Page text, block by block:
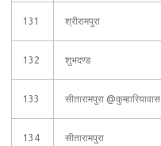
131 श्रीरामपुरा
132 शुभदण्ड
133 सीतारामपुरा @कुम्हारियावास
134 सीतारामपुरा